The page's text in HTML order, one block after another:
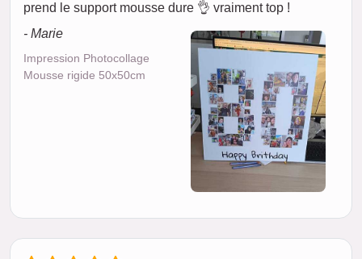
prend le support mousse dure 👌 vraiment top !
- Marie
Impression Photocollage
Mousse rigide 50x50cm